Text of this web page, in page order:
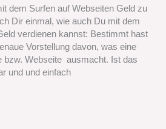
dem Surfen auf Webseiten Geld zu
Dir einmal, wie auch Du mit dem
verdienen kannst: Bestimmt hast
Vorstellung davon, was eine
bzw. Webseite ausmacht. Ist das
und und einfach